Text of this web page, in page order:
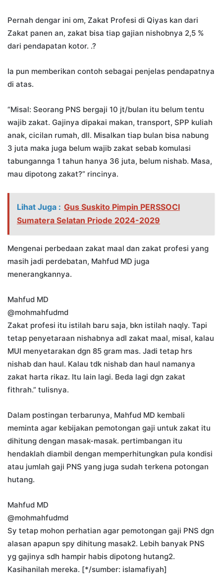
Pernah dengar ini om, Zakat Profesi di Qiyas kan dari
Zakat panen an, zakat bisa tiap gajian nishobnya 2,5 %
dari pendapatan kotor. .?
Ia pun memberikan contoh sebagai penjelas pendapatnya
di atas.
“Misal: Seorang PNS bergaji 10 jt/bulan itu belum tentu
wajib zakat. Gajinya dipakai makan, transport, SPP kuliah
anak, cicilan rumah, dll. Misalkan tiap bulan bisa nabung
3 juta maka juga belum wajib zakat sebab komulasi
tabungannga 1 tahun hanya 36 juta, belum nishab. Masa,
mau dipotong zakat?” rincinya.
Lihat Juga : Gus Suskito Pimpin PERSSOCI
Sumatera Selatan Priode 2024-2029
Mengenai perbedaan zakat maal dan zakat profesi yang
masih jadi perdebatan, Mahfud MD juga
menerangkannya.
Mahfud MD
@mohmahfudmd
Zakat profesi itu istilah baru saja, bkn istilah naqly. Tapi
tetap penyetaraan nishabnya adl zakat maal, misal, kalau
MUI menyetarakan dgn 85 gram mas. Jadi tetap hrs
nishab dan haul. Kalau tdk nishab dan haul namanya
zakat harta rikaz. Itu lain lagi. Beda lagi dgn zakat
fithrah.” tulisnya.
Dalam postingan terbarunya, Mahfud MD kembali
meminta agar kebijakan pemotongan gaji untuk zakat itu
dihitung dengan masak-masak. pertimbangan itu
hendaklah diambil dengan memperhitungkan pula kondisi
atau jumlah gaji PNS yang juga sudah terkena potongan
hutang.
Mahfud MD
@mohmahfudmd
Sy tetap mohon perhatian agar pemotongan gaji PNS dgn
alasan apapun spy dihitung masak2. Lebih banyak PNS
yg gajinya sdh hampir habis dipotong hutang2.
Kasihanilah mereka. [*/sumber: islamafiyah]